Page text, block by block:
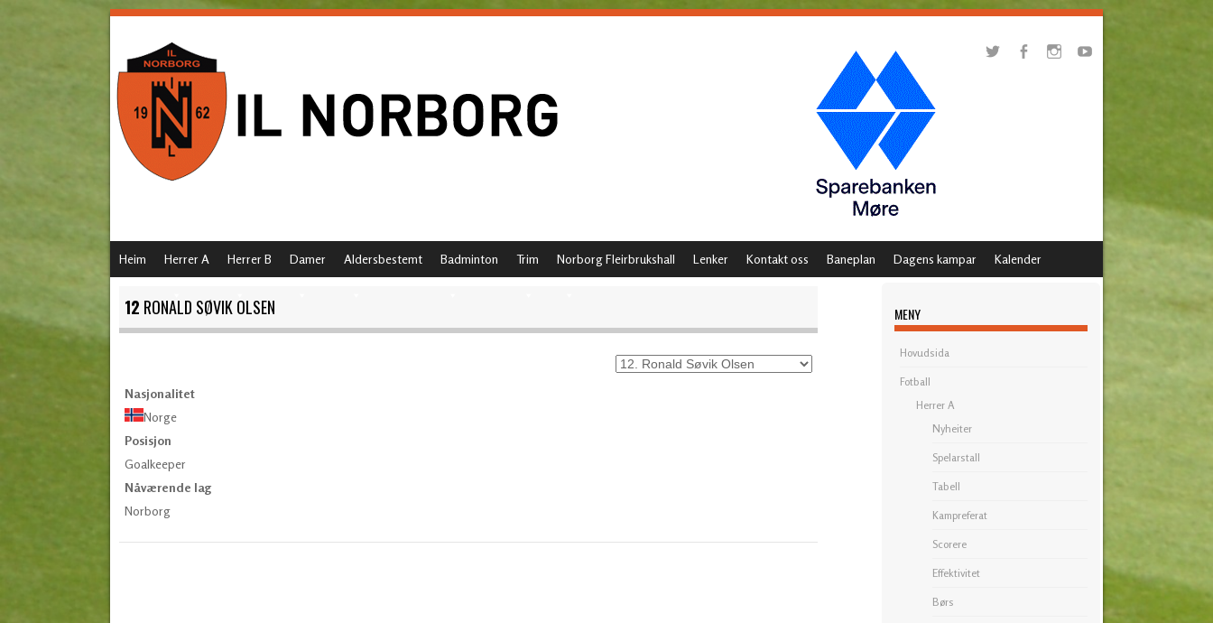
MENU
SKIP TO CONTENT
Heim Herrer A Herrer B Damer Aldersbestemt Badminton Trim Norborg Fleirbrukshall Lenker Kontakt oss Baneplan Dagens kampar Kalender
12 RONALD SØVIK OLSEN
Nasjonalitet
Norge
Posisjon
Goalkeeper
Nåværende lag
Norborg
MENY
Hovudsida
Fotball
Herrer A
Nyheiter
Spelarstall
Tabell
Kampreferat
Scorere
Effektivitet
Børs